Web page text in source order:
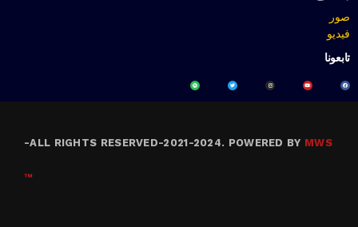
صور
فيديو
تابعونا
ALL RIGHTS RESERVED-2021-2024. POWERED BY MWS
-
™